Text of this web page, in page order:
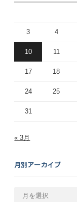
3 4
10 11
17 18
24 25
31
« 3月
月別アーカイブ